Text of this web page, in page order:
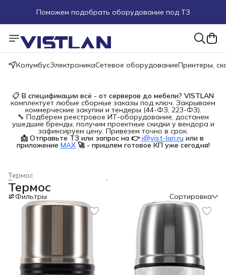
Поможем подобрать оборудование под ТЗ
Пуско-наладочные работы
Пришлите запрос на e-mail или в чат
КолумбусЭлектроникаСетевое оборудованиеПринтеры,
📋 В спецификации всё - от серверов до мебели? VISTLAN
комплектует любые сборные заказы под ключ. Закрываем
коммерческие закупки и тендеры (44-ФЗ, 223-ФЗ).
🔧 Подберем реестровое ИТ-оборудование, достанем
ушедшие бренды, получим проектные скидки у вендора и
зафиксируем цену. Привезем точно в срок.
📩 Отправьте ТЗ или запрос на 👉 i@vist-lan.ru или в
приложение MAX 🚀 - пришлем готовое КП уже сегодня!
Термос
Термосы, термокружки и сифоны для газирования
Дом и сад
Главная ›
Термос
Фильтры Сортировка